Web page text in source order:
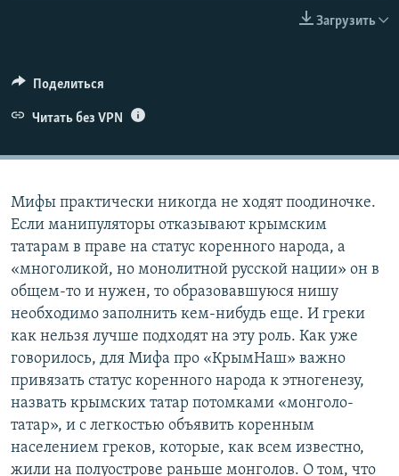
ELIFBE
УКРАИНСКАЯ ПРОБЛЕМА КРЫМА
Загрузить
Поделиться
Читать без VPN
Мифы практически никогда не ходят поодиночке.
Если манипуляторы отказывают крымским
татарам в праве на статус коренного народа, а
«многоликой, но монолитной русской нации» он в
общем-то и нужен, то образовавшуюся нишу
необходимо заполнить кем-нибудь еще. И греки
как нельзя лучше подходят на эту роль. Как уже
говорилось, для Мифа про «КрымНаш» важно
привязать статус коренного народа к этногенезу,
назвать крымских татар потомками «монголо-
татар», и с легкостью объявить коренным
населением греков, которые, как всем известно,
жили на полуострове раньше монголов. О том, что